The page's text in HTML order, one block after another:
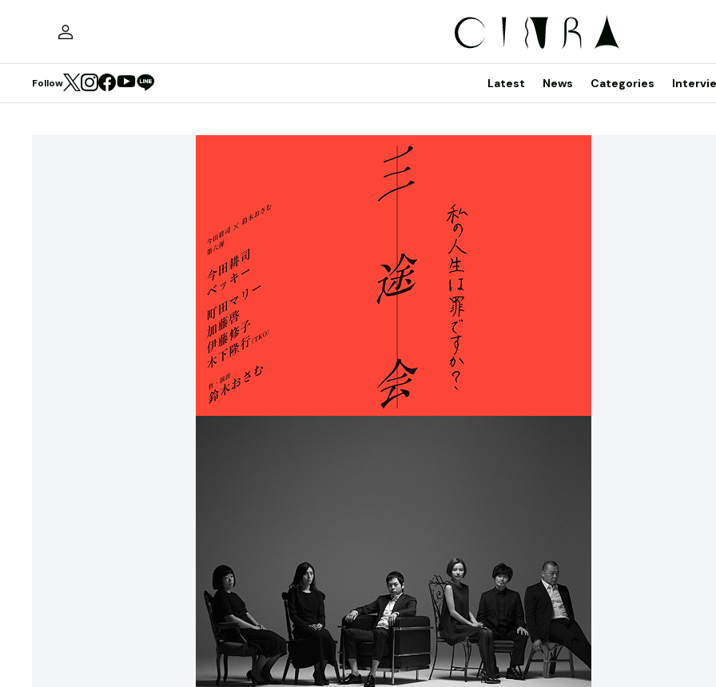
Follow Latest News Categories